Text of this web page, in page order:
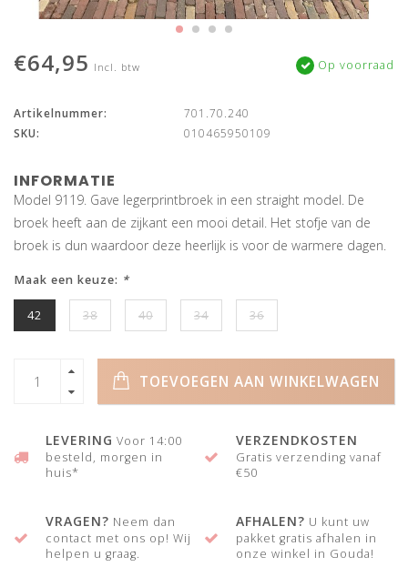
€64,95 Incl. btw Op voorraad
Artikelnummer:
701.70.240
SKU:
010465950109
INFORMATIE
Model 9119. Gave legerprintbroek in een straight model. De
broek heeft aan de zijkant een mooi detail. Het stofje van de
broek is dun waardoor deze heerlijk is voor de warmere dagen.
Maak een keuze: *
42 38 40 34 36
TOEVOEGEN AAN WINKELWAGEN
LEVERING Voor 14:00
besteld, morgen in
huis*
VERZENDKOSTEN
Gratis verzending vanaf
€50
VRAGEN? Neem dan
contact met ons op! Wij
helpen u graag.
AFHALEN? U kunt uw
pakket gratis afhalen in
onze winkel in Gouda!